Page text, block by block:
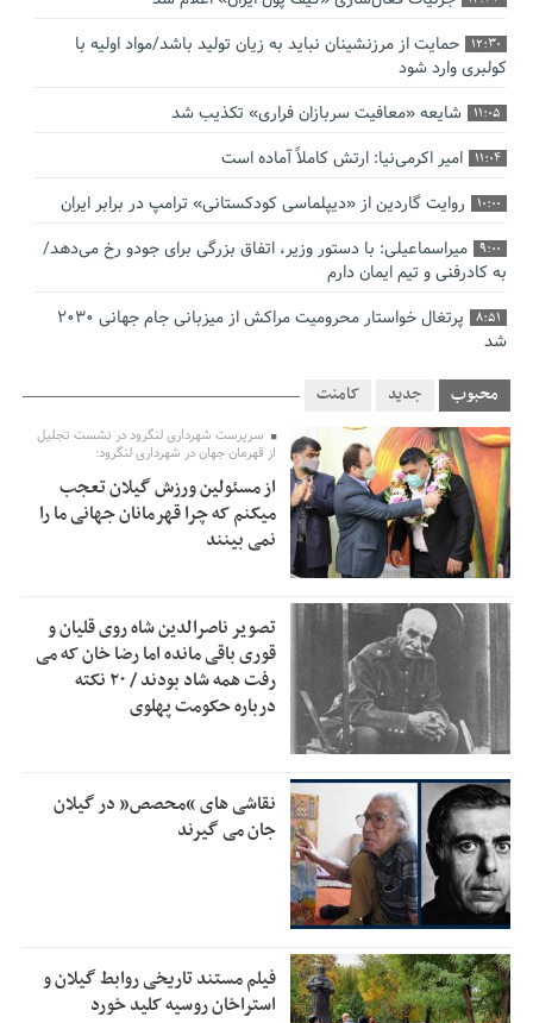
12:30
حمایت از مرزنشینان نباید به زیان تولید باشد/مواد اولیه با
کولبری وارد شود
11:05 شایعه «معافیت سربازان فراری» تکذیب شد
11:04 امیر اکرمی‌نیا: ارتش کاملاً آماده است
10:00 روایت گاردین از «دیپلماسی کودکستانی» ترامپ در برابر ایران
9:00
میراسماعیلی: با دستور وزیر، اتفاق بزرگی برای جودو رخ می‌دهد/
به کادرفنی و تیم ایمان دارم
8:51
پرتغال خواستار محرومیت مراکش از میزبانی جام جهانی ۲۰۳۰
شد
فریدون جیرانی: اکبر عبدی حیف شد
0:58
تسهیلات اشتغالزایی در اختیار نهادهای حمایتی باید براساس
اولویت‌های گیلان پرداخت شود
2:53
زمان جلسه سرنوشت‌ساز هیات رئیسه فدراسیون فوتبال با حضور
قلعه‌نویی مشخص شد
2:50
دفتر رهبر انقلاب: مطالب خارج از مراجع رسمی فاقد سندیت
2:46
بقائی: فضای مذاکرات فنی و سیاسی ایران و عمان درباره تنگه
هرمز، مثبت است
رئیس سازمان جهاد کشاورزی استان: کشاورزان گیلان نسبت به
دریافت یارانه کود اقدام کنند
1:00 تمدید مهلت اظهارنامه‌های مالیاتی سال ۱۴۰۴ تا پایان شهریورماه
محبوب جدید کامنت
سرپرست شهرداری لنگرود در نشست تجلیل
از قهرمان جهان در شهرداری لنگرود:
از مسئولین ورزش گیلان تعجب
میکنم که چرا قهرمانان جهانی ما را
نمی بینند
تصویر ناصرالدین شاه روی قلیان و
قوری باقی مانده اما رضا خان که می
رفت همه شاد بودند / ۲۰ نکته
درباره حکومت پهلوی
نقاشی های “محصص” در گیلان
جان می گیرند
فیلم مستند تاریخی روابط گیلان و
استراخان روسیه کلید خورد